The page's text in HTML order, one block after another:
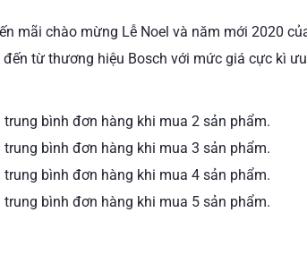
mãi chào mừng Lễ Noel và năm mới 2020
từ thương hiệu Bosch với mức giá cực kì
trung bình đơn hàng khi mua 2 sản phẩm.
trung bình đơn hàng khi mua 3 sản phẩm.
trung bình đơn hàng khi mua 4 sản phẩm.
trung bình đơn hàng khi mua 5 sản phẩm.